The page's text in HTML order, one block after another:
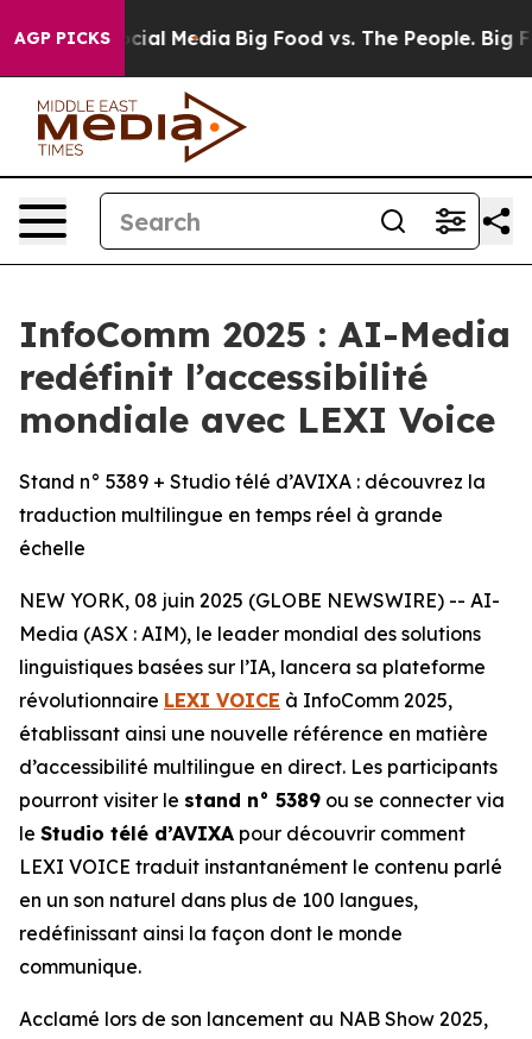
AGP PICKS
on Social Media Big Food vs. The People. Big
InfoComm 2025 : AI-Media
redéfinit l’accessibilité
mondiale avec LEXI Voice
Stand n° 5389 + Studio télé d’AVIXA : découvrez la
traduction multilingue en temps réel à grande
échelle
NEW YORK, 08 juin 2025 (GLOBE NEWSWIRE) -- AI-
Media (ASX : AIM), le leader mondial des solutions
linguistiques basées sur l’IA, lancera sa plateforme
révolutionnaire LEXI VOICE à InfoComm 2025,
établissant ainsi une nouvelle référence en matière
d’accessibilité multilingue en direct. Les participants
pourront visiter le stand n° 5389 ou se connecter via
le Studio télé d’AVIXA pour découvrir comment
LEXI VOICE traduit instantanément le contenu parlé
en un son naturel dans plus de 100 langues,
redéfinissant ainsi la façon dont le monde
communique.
Acclamé lors de son lancement au NAB Show 2025,